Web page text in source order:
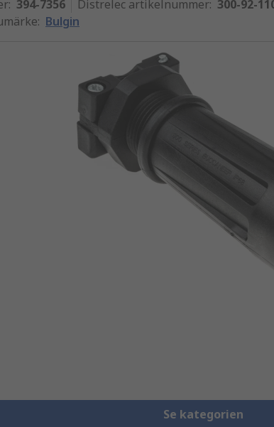
: 394-7356 Distrelec artikelnummer: 300-92-
: Bulgin
Se kategorien